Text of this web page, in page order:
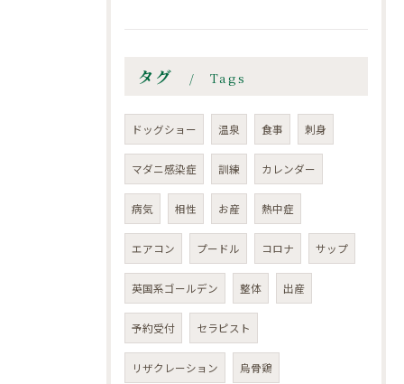
タグ Tags
ドッグショー 温泉 食事 刺身
マダニ感染症 訓練 カレンダー
病気 相性 お産 熱中症
エアコン プードル コロナ サップ
英国系ゴールデン 整体 出産
予約受付 セラピスト
リザクレーション 烏骨鶏